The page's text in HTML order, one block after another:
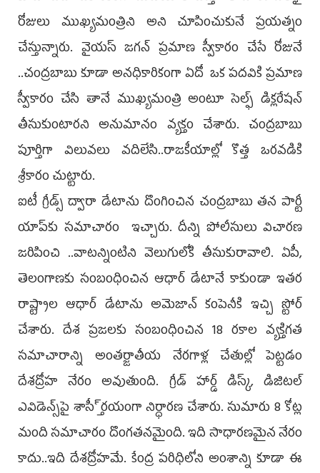
రోజులు ముఖ్యమంత్రిని అని చూపించుకునే ప్రయత్నం
చేస్తున్నారు. వైయస్‌ జగన్‌ ప్రమాణ స్వీకారం చేసే రోజునే
..చంద్రబాబు కూడా అనధికారికంగా ఏదో ఒక పదవికి ప్రమాణ
స్వీకారం చేసి తానే ముఖ్యమంత్రి అంటూ సెల్ఫ్‌ డిక్లరేషన్‌
తీసుకుంటారని అనుమానం వ్యక్తం చేశారు. చంద్రబాబు
పూర్తిగా విలువలు వదిలేసి..రాజకీయాల్లో కొత్త ఒరవడికి
శ్రీకారం చుట్టారు.
ఐటీ గ్రీడ్స్‌ ద్వారా డేటాను దొంగించిన చంద్రబాబు తన పార్టీ
యాప్‌కు సమాచారం ఇచ్చారు. దీన్ని పోలీసులు విచారణ
జరిపించి ..వాటన్నింటిని వెలుగులోకి తీసుకురావాలి. ఏపీ,
తెలంగాణకు సంబంధించిన ఆధార్‌ డేటానే కాకుండా ఇతర
రాష్ట్రాల ఆధార్‌ డేటాను అమెజాన్‌ కంపెనీకి ఇచ్చి స్టోర్‌
చేశారు. దేశ ప్రజలకు సంబంధించిన 18 రకాల వ్యక్తిగత
సమాచారాన్ని అంతర్జాతీయ నేరగాళ్ల చేతుల్లో పెట్టడం
దేశద్రోహ నేరం అవుతుంది. గ్రీడ్‌ హార్డ్‌ డిస్క్, డిజిటల్‌
ఎవిడెన్స్‌పై శాస్తీ్రయంగా నిర్ధారణ చేశారు. సుమారు 8 కోట్ల
మంది సమాచారం దొంగతనమైంది. ఇది సాధారణమైన నేరం
కాదు..ఇది దేశద్రోహమే. కేంద్ర పరిధిలోని అంశాన్ని కూడా ఈ